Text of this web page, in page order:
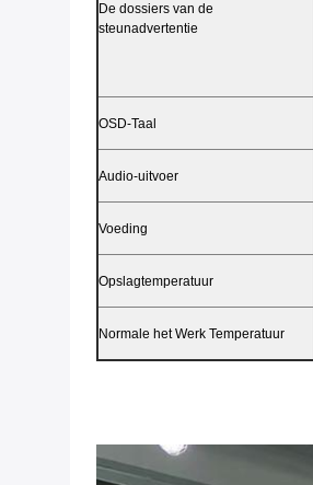
De dossiers van de
steunadvertentie
OSD-Taal
Audio-uitvoer
Voeding
Opslagtemperatuur
Normale het Werk Temperatuur